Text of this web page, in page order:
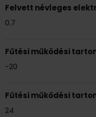
Felvett névleges
0.7
Fűtési működési
-20
Fűtési működési
24